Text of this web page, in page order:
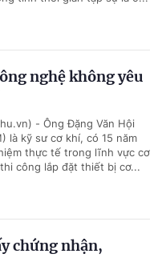
nghệ không yêu
- Ông Đặng Văn Hội
là kỹ sư cơ khí, có 15 năm
thực tế trong lĩnh vực cơ
công lắp đặt thiết bị cơ...
chứng nhận,